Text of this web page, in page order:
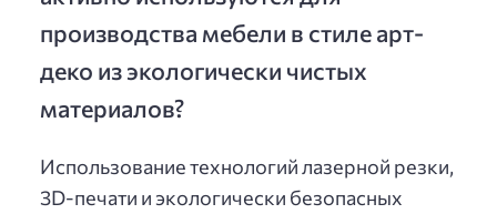
производства мебели в стиле арт-
деко из экологически чистых
материалов?
Использование технологий лазерной резки,
3D-печати и экологически безопасных